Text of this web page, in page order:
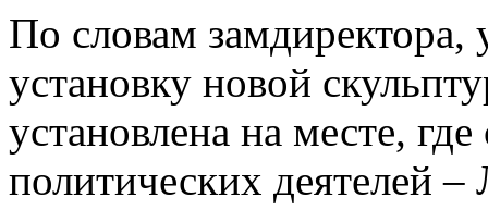
По словам замдиректора,
установку новой
установлена на месте,
политических деятелей